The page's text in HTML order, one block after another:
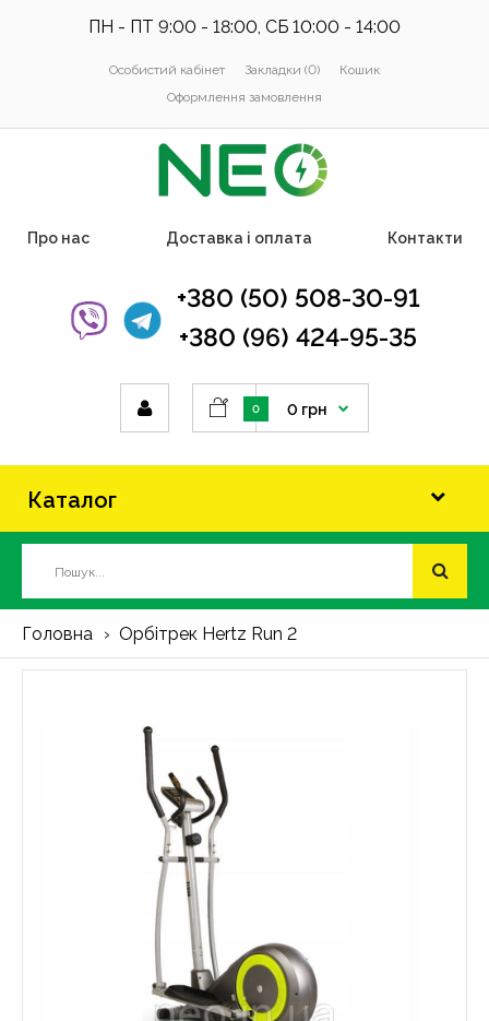
ПН - ПТ 9:00 - 18:00, СБ 10:00 - 14:00
Особистий кабінет Закладки (0)
Кошик
Оформлення замовлення
Про нас Доставка і оплата Контакти
+380 (50) 508-30-91
+380 (96) 424-95-35
0 0 грн
Каталог
Головна Орбітрек Hertz Run 2